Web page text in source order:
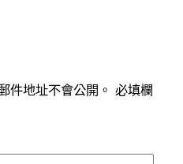
件地址不會公開。 必填欄